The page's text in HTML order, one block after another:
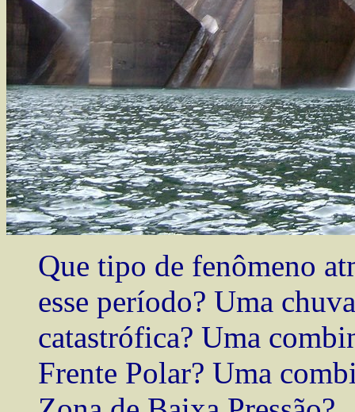
Que tipo de fenômeno
esse período? Uma
catastrófica? Uma
Frente Polar? Uma